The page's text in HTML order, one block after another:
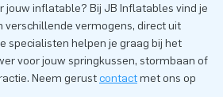
jouw inflatable? Bij JB Inflatables vind je
verschillende vermogens, direct uit
specialisten helpen je graag bij het
voor jouw springkussen, stormbaan of
Neem gerustcontactmet ons op